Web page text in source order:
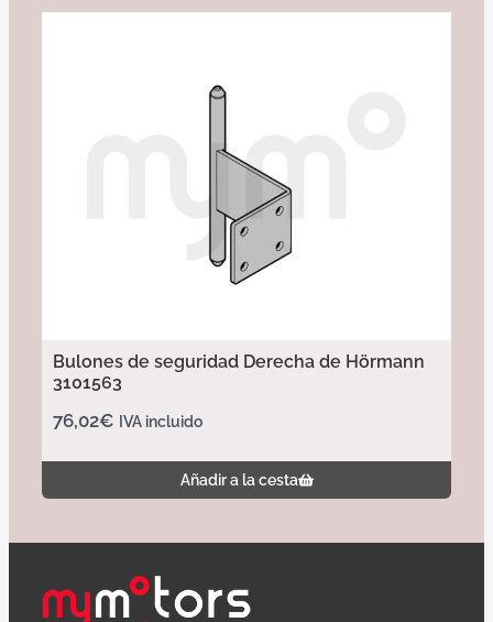
Bulones de seguridad Derecha de Hörmann
3101563
76,02€ IVA incluido
Añadir a la cesta